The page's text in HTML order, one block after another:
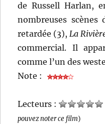
de Russell Harlan,
nombreuses
retardée (3),La
commercial. Il
comme l’un des
Note :
Lecteurs :
pouvez noter ce film)